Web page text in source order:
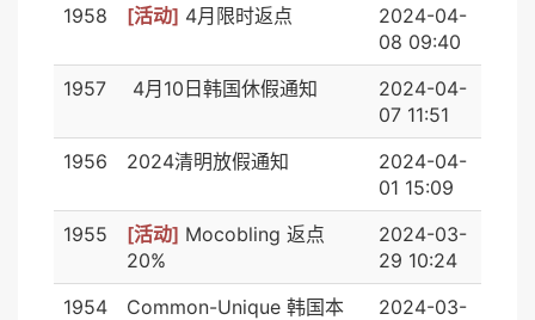
1958
[活动] 4月限时返点
2024-04-
08 09:40
1957
4月10日韩国休假通知
2024-04-
07 11:51
1956
2024清明放假通知
2024-04-
01 15:09
1955
[活动] Mocobling 返点
20%
2024-03-
29 10:24
1954
Common-Unique 韩国本
2024-03-